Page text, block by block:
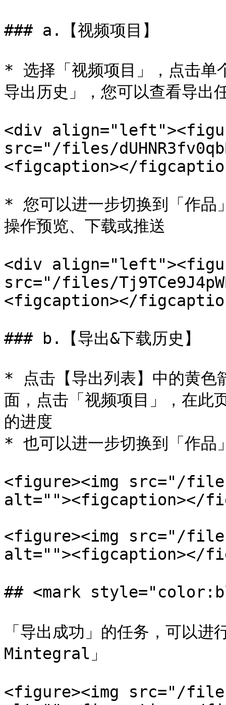
### a.【视频项目】
* 选择「视频项目」，点击单
导出历史」，您可以查看导出
<div
src="/files/
<figcaption></
* 您可以进一步切换到「作品
操作预览、下载或推送
<div
src="/files/
<figcaption></
### b.【导出&下载历史】
* 点击【导出列表】中的黄色
面，点击「视频项目」，在此
的进度
* 也可以进一步切换到「作品
<figure><img src="/files/
alt=""><figcaption></
<figure><img src="/
alt=""><figcaption></
## <mark
「导出成功」的任务，可以
Mintegral」
<figure><img src="/files/